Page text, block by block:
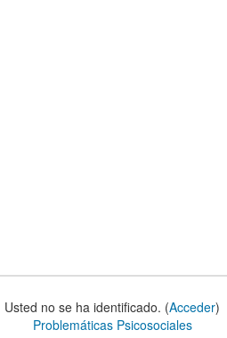
Usted no se ha identificado. (Acceder)
Problemáticas Psicosociales